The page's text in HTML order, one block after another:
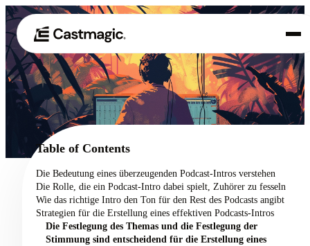
01 Produkt
Anwendungsfälle
Preisgestaltung
Über uns
Table of Contents
Die Bedeutung eines überzeugenden Podcast-Intros verstehen
Die Rolle, die ein Podcast-Intro dabei spielt, Zuhörer zu fesseln
Wie das richtige Intro den Ton für den Rest des Podcasts angibt
Strategien für die Erstellung eines effektiven Podcasts-Intros
Die Festlegung des Themas und die Festlegung der
Stimmung sind entscheidend für die Erstellung eines